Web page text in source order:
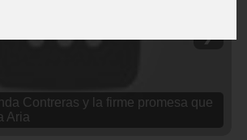
Contreras y la firme promesa que
Aria